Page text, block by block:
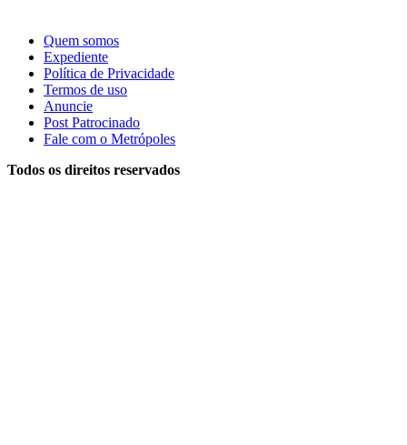
Quem somos
Expediente
Política de Privacidade
Termos de uso
Anuncie
Post Patrocinado
Fale com o Metrópoles
Todos os direitos reservados